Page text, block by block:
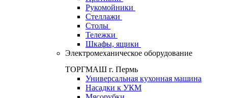
Рукомойники
Стеллажи
Столы
Тележки
Шкафы, ящики
Электромеханическое оборудование
ТОРГМАШ г. Пермь
Универсальная кухонная машина
Насадки к УКМ